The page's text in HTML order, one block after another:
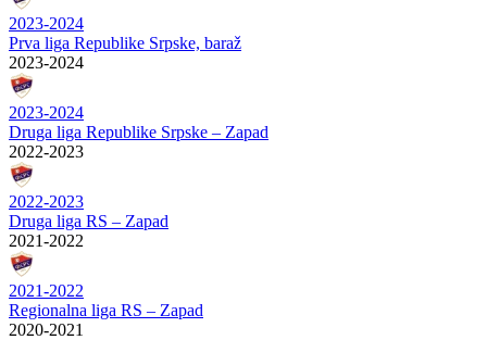
2023-2024
Prva liga Republike Srpske, baraž
2023-2024
2023-2024
Druga liga Republike Srpske – Zapad
2022-2023
2022-2023
Druga liga RS – Zapad
2021-2022
2021-2022
Regionalna liga RS – Zapad
2020-2021